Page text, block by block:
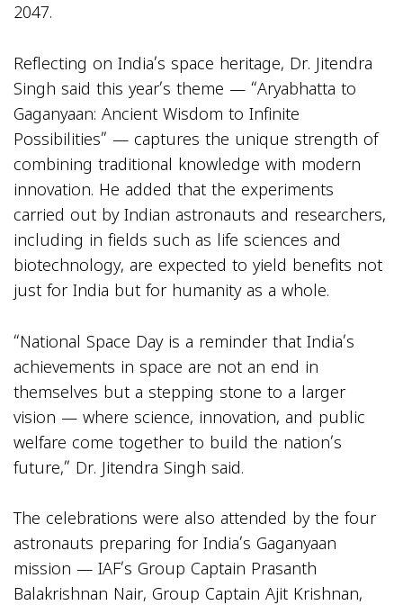
2047.
Reflecting on India’s space heritage, Dr. Jitendra
Singh said this year’s theme — “Aryabhatta to
Gaganyaan: Ancient Wisdom to Infinite
Possibilities” — captures the unique strength of
combining traditional knowledge with modern
innovation. He added that the experiments
carried out by Indian astronauts and researchers,
including in fields such as life sciences and
biotechnology, are expected to yield benefits not
just for India but for humanity as a whole.
“National Space Day is a reminder that India’s
achievements in space are not an end in
themselves but a stepping stone to a larger
vision — where science, innovation, and public
welfare come together to build the nation’s
future,” Dr. Jitendra Singh said.
The celebrations were also attended by the four
astronauts preparing for India’s Gaganyaan
mission — IAF’s Group Captain Prasanth
Balakrishnan Nair, Group Captain Ajit Krishnan,